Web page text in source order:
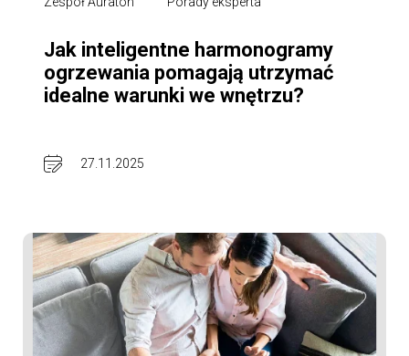
Jak inteligentne harmonogramy
ogrzewania pomagają utrzymać
idealne warunki we wnętrzu?
27.11.2025